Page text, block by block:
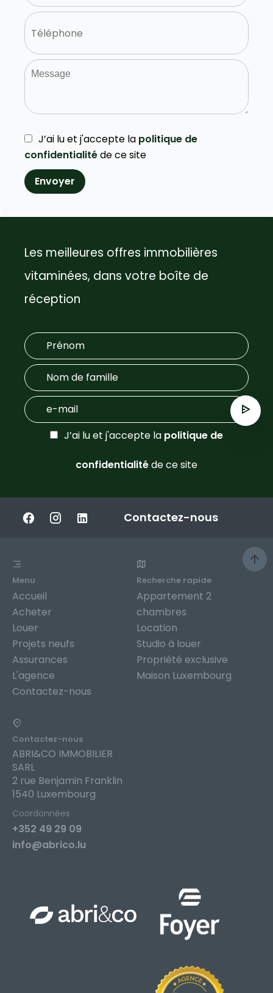
J’ai lu et j'accepte la politique de
confidentialitéde ce site
Envoyer
Les meilleures offres immobilières
vitaminées, dans votre boîte de
réception
J’ai lu et j'accepte la politique de
confidentialitéde ce site
Contactez-nous
Menu
Accueil
Acheter
Louer
Projets neufs
Assurances
L'agence
Contactez-nous
Recherche rapide
Appartement 2
chambres
Location
Studio à louer
Propriété exclusive
Maison Luxembourg
Contactez-nous
ABRI&CO IMMOBILIER
SARL
2 rue Benjamin Franklin
1540 Luxembourg
Coordonnées
+352 49 29 09
info@abrico.lu